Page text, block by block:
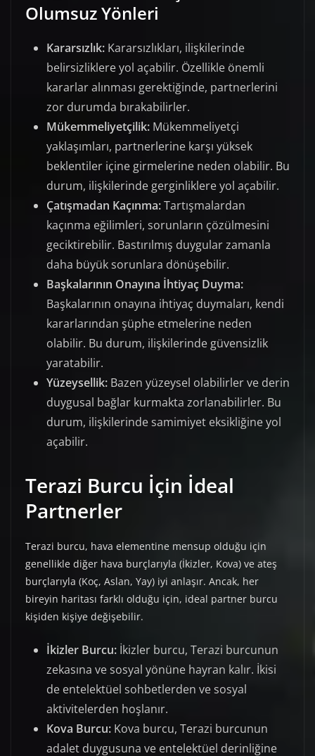
Olumsuz Yönleri
Kararsızlık: Kararsızlıkları, ilişkilerinde
belirsizliklere yol açabilir. Özellikle önemli
kararlar alınması gerektiğinde, partnerlerini
zor durumda bırakabilirler.
Mükemmeliyetçilik: Mükemmeliyetçi
yaklaşımları, partnerlerine karşı yüksek
beklentiler içine girmelerine neden olabilir. Bu
durum, ilişkilerinde gerginliklere yol açabilir.
Çatışmadan Kaçınma:Tartışmalardan
kaçınma eğilimleri, sorunların çözülmesini
geciktirebilir. Bastırılmış duygular zamanla
daha büyük sorunlara dönüşebilir.
Başkalarının Onayına İhtiyaç Duyma:
Başkalarının onayına ihtiyaç duymaları, kendi
kararlarından şüphe etmelerine neden
olabilir. Bu durum, ilişkilerinde güvensizlik
yaratabilir.
Yüzeysellik: Bazen yüzeysel olabilirler ve derin
duygusal bağlar kurmakta zorlanabilirler. Bu
durum, ilişkilerinde samimiyet eksikliğine yol
açabilir.
Terazi Burcu İçin İdeal
Partnerler
Terazi burcu, hava elementine mensup olduğu için
genellikle diğer hava burçlarıyla (İkizler, Kova) ve ateş
burçlarıyla (Koç, Aslan, Yay) iyi anlaşır. Ancak, her
bireyin haritası farklı olduğu için, ideal partner burcu
kişiden kişiye değişebilir.
İkizler Burcu: İkizler burcu, Terazi burcunun
zekasına ve sosyal yönüne hayran kalır. İkisi
de entelektüel sohbetlerden ve sosyal
aktivitelerden hoşlanır.
Kova Burcu: Kova burcu, Terazi burcunun
adalet duygusuna ve entelektüel derinliğine